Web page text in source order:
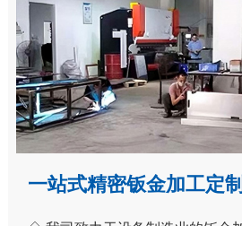
一站式精密钣金加工定